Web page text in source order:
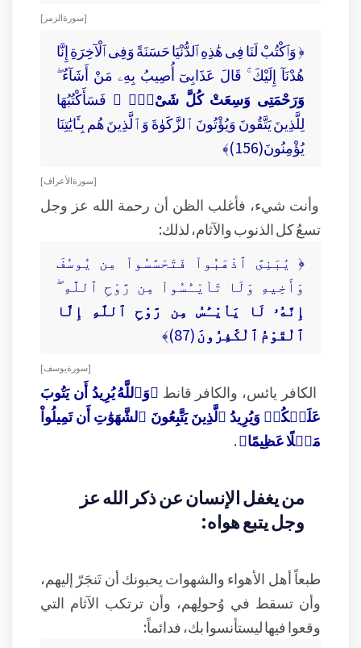
[ سورة الزمر ]
﴿ وَٱكْتُبْ لَنَا فِى هَٰذِهِ ٱلدُّنْيَا حَسَنَةً وَفِى ٱلْآخِرَةِ إِنَّا
هُدْنَآ إِلَيْكَ ۚ قَالَ عَذَابِىٓ أُصِيبُ بِهِۦ مَنْ أَشَآءُ ۖ
وَرَحْمَتِى وَسِعَتْ كُلَّ شَىْءٍۢ ۚ فَسَأَكْتُبُهَا
لِلَّذِينَ يَتَّقُونَ وَيُؤْتُونَ ٱلزَّكَوٰةَ وَٱلَّذِينَ هُم بِـَٔايَٰتِنَا
يُؤْمِنُونَ(156)﴾
[ سورة الأعراف ]
وأنت شيء، فأغلب الظن أن رحمة الله عز وجل
تسعُ كل الذنوب والآثام، لذلك:
﴿ يَٰبَنِىَّ ٱذْهَبُواْ فَتَحَسَّسُواْ مِن يُوسُفَ
وَأَخِيهِ وَلَا تَاْيْـَٔسُواْ مِن رَّوْحِ ٱللَّهِ ۖ
إِنَّهُۥ لَا يَاْيْـَٔسُ مِن رَّوْحِ ٱللَّهِ إِلَّا
ٱلْقَوْمُ ٱلْكَٰفِرُونَ(87)﴾
[ سورة يوسف ]
الكافر يائس، والكافر قانط ﴿وَٱللَّهُ يُرِيدُ أَن يَتُوبَ
عَلَيۡكُمۡ وَيُرِيدُ ٱلَّذِينَ يَتَّبِعُونَ ٱلشَّهَوَٰتِ أَن تَمِيلُواْ
مَيۡلًا عَظِيمًا﴾.
من يغفل الإنسان عن ذكر الله عز
وجل يتبع هواه:
طبعاً أهل الأهواء والشهوات يحبونك أن تَنجَرّ إليهم،
وأن تسقط في وُحولِهم، وأن ترتكب الآثام التي
وقعوا فيها ليستأنسوا بك، فدائماً: